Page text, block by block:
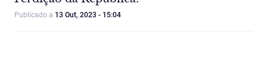
Publicado a 13 Out, 2023 - 15:04